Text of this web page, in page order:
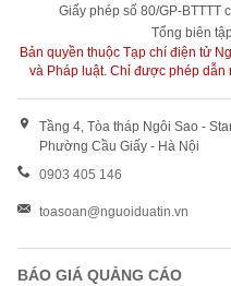
Giấy phép số 80/GP-BTTTT
Tổng biên
Bản quyền thuộc Tạp chí điện tử
và Pháp luật. Chỉ được phép dẫn
Tầng 4, Tòa tháp Ngôi Sao -
Phường Cầu Giấy - Hà Nội
0903 405 146
toasoan@nguoiduatin.vn
BÁO GIÁ QUẢNG CÁO